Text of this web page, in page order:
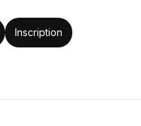
Inscription